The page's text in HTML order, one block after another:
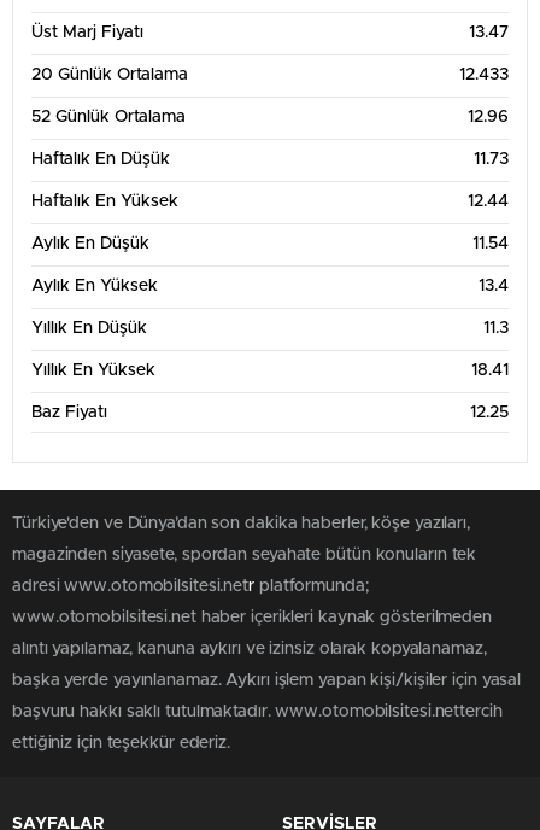
Haz '26 Ağu '26
13
15
11
12
13
15
1 Yıllık Grafik Tablosu
18
20
Üst Marj Fiyatı 13.47
20 Günlük Ortalama 12.433
52 Günlük Ortalama 12.96
Haftalık En Düşük 11.73
Haftalık En Yüksek 12.44
Aylık En Düşük 11.54
Aylık En Yüksek 13.4
Yıllık En Düşük 11.3
Yıllık En Yüksek 18.41
Baz Fiyatı 12.25
Türkiye'den ve Dünya’dan son dakika haberler, köşe yazıları,
magazinden siyasete, spordan seyahate bütün konuların tek
adresi www.otomobilsitesi.netr platformunda;
www.otomobilsitesi.net haber içerikleri kaynak gösterilmeden
alıntı yapılamaz, kanuna aykırı ve izinsiz olarak kopyalanamaz,
başka yerde yayınlanamaz. Aykırı işlem yapan kişi/kişiler için yasal
başvuru hakkı saklı tutulmaktadır. www.otomobilsitesi.nettercih
ettiğiniz için teşekkür ederiz.
SAYFALAR SERVİSLER